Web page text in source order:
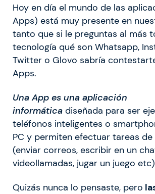
Hoy en día el mundo de las
Apps) está muy presente en
tanto que si le preguntas al más
tecnología qué son Whatsapp,
Twitter o Glovo sabría
Apps.
Una App es una aplicación
informática diseñada para ser
teléfonos inteligentes o
PC y permiten efectuar tareas
(enviar correos, escribir en un
videollamadas, jugar un juego
Quizás nunca lo pensaste, pero